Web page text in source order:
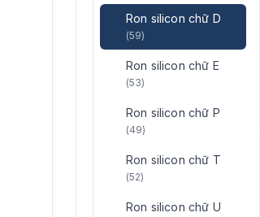
Ron silicon chữ D
(59)
Ron silicon chữ E
(53)
Ron silicon chữ P
(49)
Ron silicon chữ T
(52)
Ron silicon chữ U